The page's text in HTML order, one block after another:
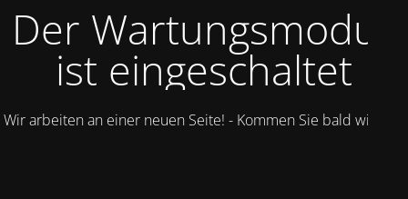
Der Wartungsmodus
ist eingeschaltet
Wir arbeiten an einer neuen Seite! - Kommen Sie bald wieder.